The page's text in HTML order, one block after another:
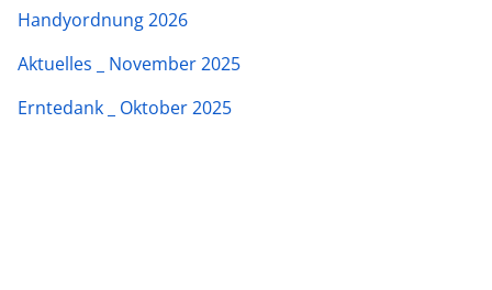
Handyordnung 2026
Aktuelles _ November 2025
Erntedank _ Oktober 2025